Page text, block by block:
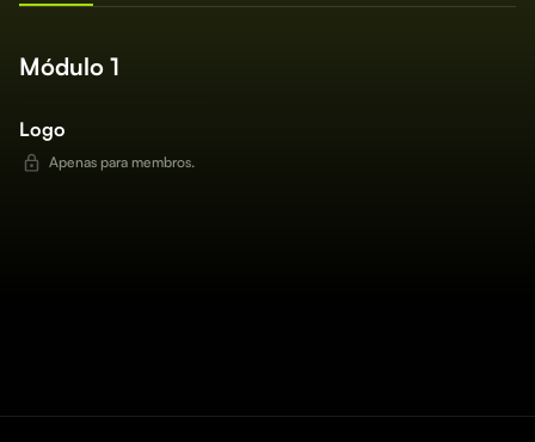
Módulo 1
Logo
Apenas para membros.